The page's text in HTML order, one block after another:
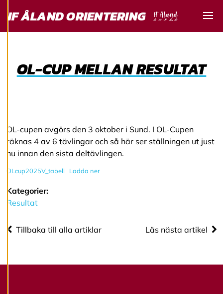
för att ge dig en
bättre
användarupplevelse
samtycka till
tillhandahålla
innehåll som är
intressant för dig.
cookiepreferenser
och kan ändra dem
mer om våra
R
IF ÅLAND ORIENTERING
OL-CUP MELLAN RESULTAT
OL-cupen avgörs den 3 oktober i Sund. I OL-Cupen
räknas 4 av 6 tävlingar och så här ser ställningen ut just
nu innan den sista deltävlingen.
OLcup2025V_tabell Ladda ner
Kategorier:
Resultat
Tillbaka till alla artiklar Läs nästa artikel